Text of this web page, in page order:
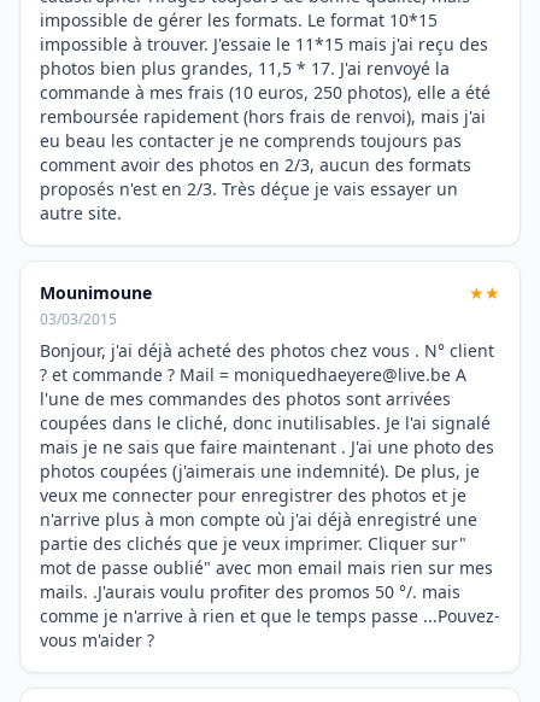
impossible de gérer les formats. Le format 10*15
impossible à trouver. J'essaie le 11*15 mais j'ai reçu des
photos bien plus grandes, 11,5 * 17. J'ai renvoyé la
commande à mes frais (10 euros, 250 photos), elle a été
remboursée rapidement (hors frais de renvoi), mais j'ai
eu beau les contacter je ne comprends toujours pas
comment avoir des photos en 2/3, aucun des formats
proposés n'est en 2/3. Très déçue je vais essayer un
autre site.
Mounimoune ★★
03/03/2015
Bonjour, j'ai déjà acheté des photos chez vous . N° client
? et commande ? Mail = moniquedhaeyere@live.be A
l'une de mes commandes des photos sont arrivées
coupées dans le cliché, donc inutilisables. Je l'ai signalé
mais je ne sais que faire maintenant . J'ai une photo des
photos coupées (j'aimerais une indemnité). De plus, je
veux me connecter pour enregistrer des photos et je
n'arrive plus à mon compte où j'ai déjà enregistré une
partie des clichés que je veux imprimer. Cliquer sur"
mot de passe oublié" avec mon email mais rien sur mes
mails. .J'aurais voulu profiter des promos 50 °/. mais
comme je n'arrive à rien et que le temps passe ...Pouvez-
vous m'aider ?